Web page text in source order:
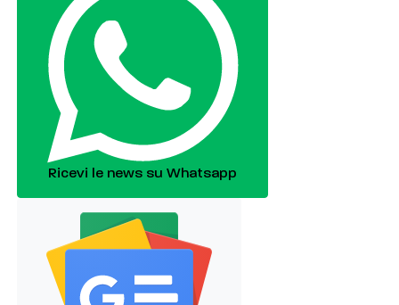
Ricevi le news su Whatsapp